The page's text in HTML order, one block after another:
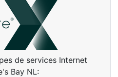
de services Internet
Bay NL: